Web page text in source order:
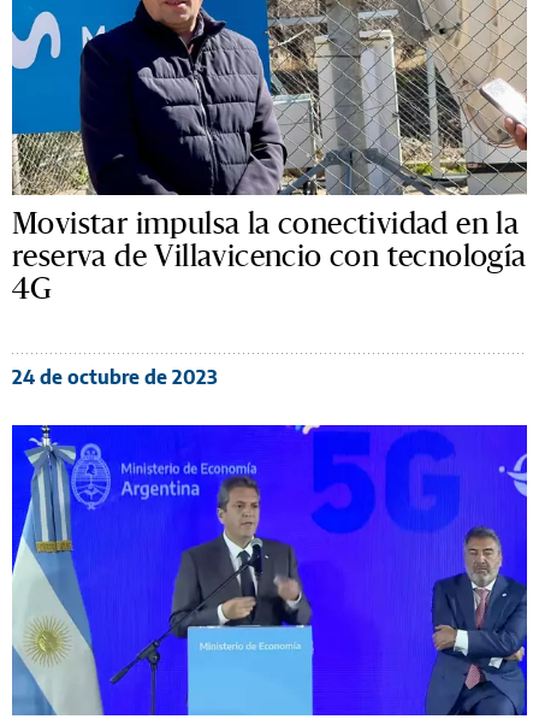
Movistar impulsa la conectividad en la
reserva de Villavicencio con tecnología
4G
24 de octubre de 2023